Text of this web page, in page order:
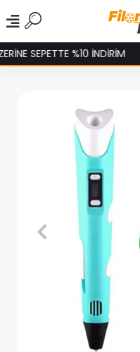
SEPETTE %10 İNDİRİM